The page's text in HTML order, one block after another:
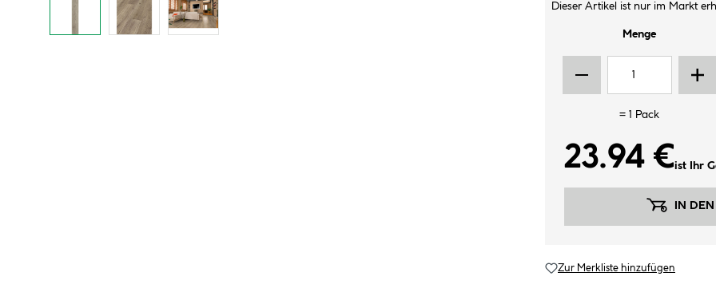
Dieser Artikel ist nur im Markt
Menge
=1 Pack
23.94 €ist Ihr
IN
Zur Merkliste hinzufügen